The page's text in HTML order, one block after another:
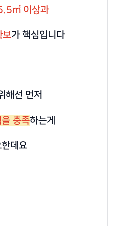
㎡ 이상과
보가 핵심입니다
해선 먼저
충족하는게
데요